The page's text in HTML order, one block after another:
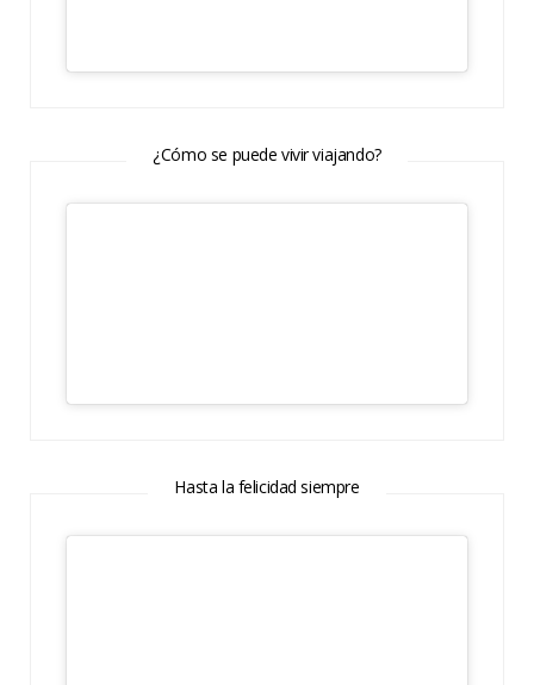
¿Cómo se puede vivir viajando?
Hasta la felicidad siempre